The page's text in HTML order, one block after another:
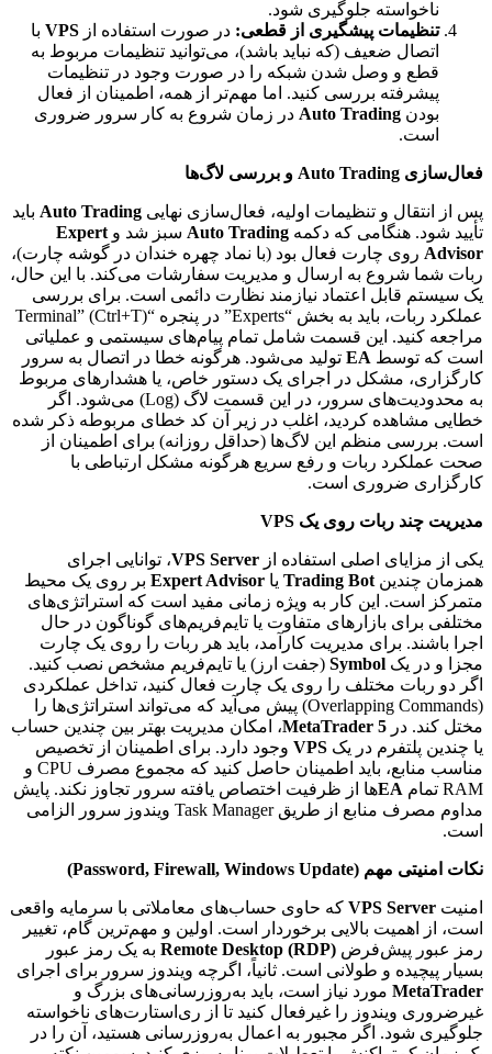
ناخواسته جلوگیری شود.
تنظیمات پیشگیری از قطعی: در صورت استفاده از VPS با
اتصال ضعیف (که نباید باشد)، می‌توانید تنظیمات مربوط به
قطع و وصل شدن شبکه را در صورت وجود در تنظیمات
پیشرفته بررسی کنید. اما مهم‌تر از همه، اطمینان از فعال
بودن Auto Trading در زمان شروع به کار سرور ضروری
است.
فعال‌سازی Auto Trading و بررسی لاگ‌ها
پس از انتقال و تنظیمات اولیه، فعال‌سازی نهایی Auto Trading باید
تأیید شود. هنگامی که دکمه Auto Trading سبز شد و Expert
Advisor روی چارت فعال بود (با نماد چهره خندان در گوشه چارت)،
ربات شما شروع به ارسال و مدیریت سفارشات می‌کند. با این حال،
یک سیستم قابل اعتماد نیازمند نظارت دائمی است. برای بررسی
عملکرد ربات، باید به بخش “Experts” در پنجره “Terminal” (Ctrl+T)
مراجعه کنید. این قسمت شامل تمام پیام‌های سیستمی و عملیاتی
است که توسط EA تولید می‌شود. هرگونه خطا در اتصال به سرور
کارگزاری، مشکل در اجرای یک دستور خاص، یا هشدارهای مربوط
به محدودیت‌های سرور، در این قسمت لاگ (Log) می‌شود. اگر
خطایی مشاهده کردید، اغلب در زیر آن کد خطای مربوطه ذکر شده
است. بررسی منظم این لاگ‌ها (حداقل روزانه) برای اطمینان از
صحت عملکرد ربات و رفع سریع هرگونه مشکل ارتباطی با
کارگزاری ضروری است.
مدیریت چند ربات روی یک VPS
یکی از مزایای اصلی استفاده از VPS Server، توانایی اجرای
همزمان چندین Trading Bot یا Expert Advisor بر روی یک محیط
متمرکز است. این کار به ویژه زمانی مفید است که استراتژی‌های
مختلفی برای بازارهای متفاوت یا تایم‌فریم‌های گوناگون در حال
اجرا باشند. برای مدیریت کارآمد، باید هر ربات را روی یک چارت
مجزا و در یک Symbol (جفت ارز) یا تایم‌فریم مشخص نصب کنید.
اگر دو ربات مختلف را روی یک چارت فعال کنید، تداخل عملکردی
(Overlapping Commands) پیش می‌آید که می‌تواند استراتژی‌ها را
مختل کند. در MetaTrader 5، امکان مدیریت بهتر بین چندین حساب
یا چندین پلتفرم در یک VPS وجود دارد. برای اطمینان از تخصیص
مناسب منابع، باید اطمینان حاصل کنید که مجموع مصرف CPU و
RAM تمام
EAها از ظرفیت اختصاص یافته سرور تجاوز نکند. پایش
مداوم مصرف منابع از طریق Task Manager ویندوز سرور الزامی
است.
نکات امنیتی مهم (Password, Firewall, Windows Update)
امنیت VPS Server که حاوی حساب‌های معاملاتی با سرمایه واقعی
است، از اهمیت بالایی برخوردار است. اولین و مهم‌ترین گام، تغییر
رمز عبور پیش‌فرض Remote Desktop (RDP) به یک رمز عبور
بسیار پیچیده و طولانی است. ثانیاً، اگرچه ویندوز سرور برای اجرای
MetaTrader مورد نیاز است، باید به‌روزرسانی‌های بزرگ و
غیرضروری ویندوز را غیرفعال کنید تا از ری‌استارت‌های ناخواسته
جلوگیری شود. اگر مجبور به اعمال به‌روزرسانی هستید، آن را در